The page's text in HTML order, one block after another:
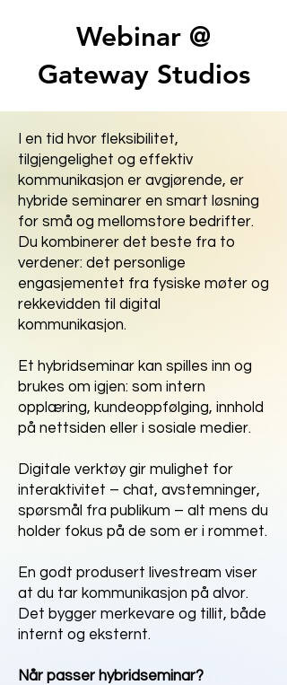
Webinar @
Gateway Studios
I en tid hvor fleksibilitet,
tilgjengelighet og effektiv
kommunikasjon er avgjørende, er
hybride seminarer en smart løsning
for små og mellomstore bedrifter.
Du kombinerer det beste fra to
verdener: det personlige
engasjementet fra fysiske møter og
rekkevidden til digital
kommunikasjon.
Et hybridseminar kan spilles inn og
brukes om igjen: som intern
opplæring, kundeoppfølging, innhold
på nettsiden eller i sosiale medier.
Digitale verktøy gir mulighet for
interaktivitet – chat, avstemninger,
spørsmål fra publikum – alt mens du
holder fokus på de som er i rommet.
En godt produsert livestream viser
at du tar kommunikasjon på alvor.
Det bygger merkevare og tillit, både
internt og eksternt.
Når passer hybridseminar?